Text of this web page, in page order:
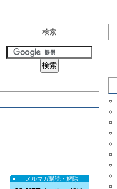
検索
メルマガ購読・解除